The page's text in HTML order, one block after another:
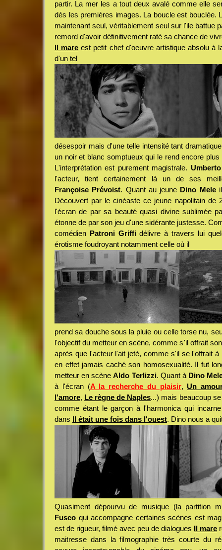
partir. La mer les a tout deux avalé comme elle
dés les premières images. La boucle est bouclée.
maintenant seul, véritablement seul sur l'ile battue
remord d'avoir définitivement raté sa chance de
Il mare est petit chef d'oeuvre artistique absolu à
d'un tel
désespoir mais d'une telle intensité tant
un noir et blanc somptueux qui le rend encore
L'interprétation est purement magistrale.
l'acteur, tient certainement là un de ses
Françoise Prévoist. Quant au jeune Dino Meleil
Découvert par le cinéaste ce jeune napolitain de
l'écran de par sa beauté quasi divine sublimée
étonne de par son jeu d'une sidérante justesse.
comédien Patroni Griffidélivre à travers lui
érotisme foudroyant notamment celle où il
prend sa douche sous la pluie ou celle torse nu,
l'objectif du metteur en scène, comme s'il offrait
après que l'acteur l'ait jeté, comme s'il se l'offrait
en effet jamais caché son homosexualité. Il fut
metteur en scèneAldo Terlizzi. Quant à Dino
à l'écran (A la recherche du plaisir, Un
l'amore, Le règne de Naples...) mais beaucoup
comme étant le garçon à l'harmonica qui
dans Il était une fois dans l'ouest. Dino nous a
Quasiment dépourvu de musique (la partition
Fusco qui accompagne certaines scènes est
est de rigueur, filmé avec peu de dialogues Il mare
maitresse dans la filmographie très courte du